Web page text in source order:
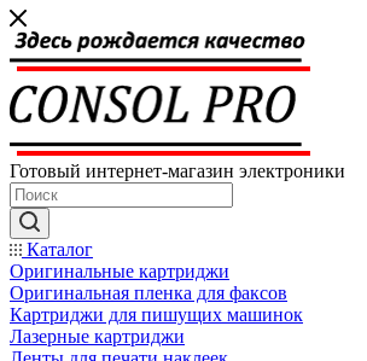
Готовый интернет-магазин электроники
Каталог
Оригинальные картриджи
Оригинальная пленка для факсов
Картриджи для пишущих машинок
Лазерные картриджи